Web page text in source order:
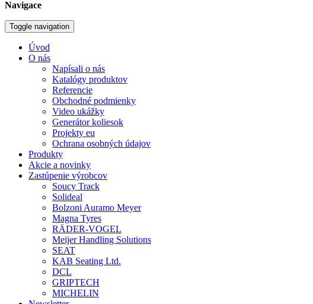
Navigace
Toggle navigation
Úvod
O nás
Napísali o nás
Katalógy produktov
Referencie
Obchodné podmienky
Video ukážky
Generátor koliesok
Projekty eu
Ochrana osobných údajov
Produkty
Akcie a novinky
Zastúpenie výrobcov
Soucy Track
Solideal
Bolzoni Auramo Meyer
Magna Tyres
RÄDER-VOGEL
Meijer Handling Solutions
SEAT
KAB Seating Ltd.
DCL
GRIPTECH
MICHELIN